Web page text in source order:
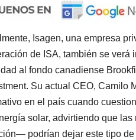
Isagen, una empresa
de ISA, también se verá
al fondo canadiense
Su actual CEO, Camilo
en el país cuando
solar, advirtiendo que
podrían dejar este tipo